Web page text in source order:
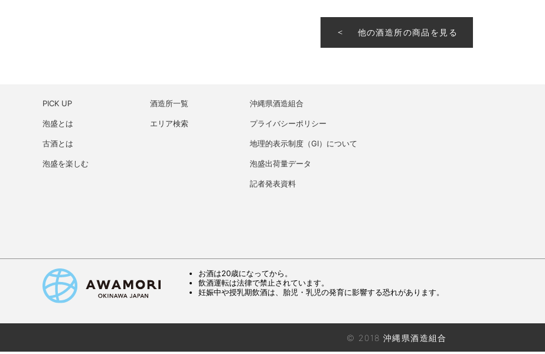
他の酒造所の商品を見る
PICK UP
泡盛とは
古酒とは
泡盛を楽しむ
酒造所一覧
エリア検索
沖縄県酒造組合
プライバシーポリシー
地理的表示制度（GI）について
泡盛出荷量データ
記者発表資料
お酒は20歳になってから。
飲酒運転は法律で禁止されています。
妊娠中や授乳期飲酒は、胎児・乳児の発育に影響する恐れがあります。
© 2018 沖縄県酒造組合